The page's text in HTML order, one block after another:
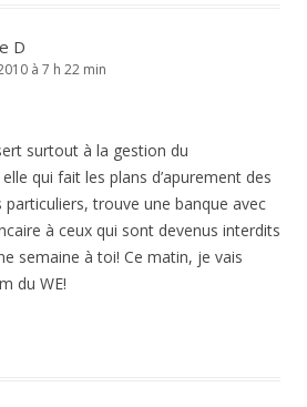
D
à 7 h 22 min
surtout à la gestion du
qui fait les plans d’apurement des
trouve une banque avec
à ceux qui sont devenus interdits
semaine à toi! Ce matin, je vais
du WE!